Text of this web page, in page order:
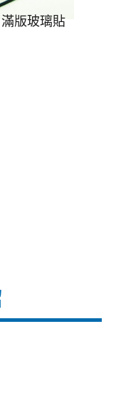
版玻璃貼